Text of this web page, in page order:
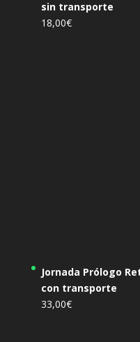
sin transporte
18,00€
Jornada Prólogo
con transporte
33,00€